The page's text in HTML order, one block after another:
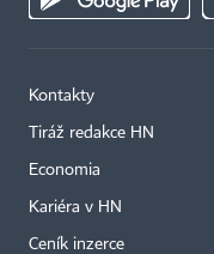
Kontakty
Tiráž redakce HN
Economia
Kariéra v HN
Ceník inzerce